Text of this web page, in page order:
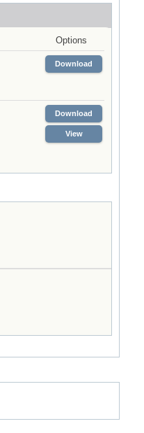
Options
Download
Download
View